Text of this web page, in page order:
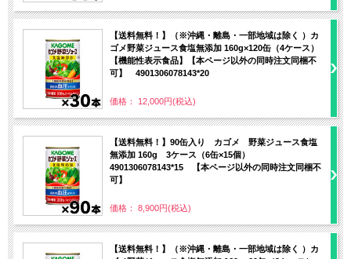
【送料無料！】（※沖縄・離島・一部地域は除く ）カ
ゴメ野菜ジュース食塩無添加 160g×120缶（4ケース）
【機能性表示食品】【本ページ以外の同時注文同梱不
可】 4901306078143*20
価格： 12,000円(税込)
【送料無料！】90缶入り カゴメ 野菜ジュース食塩
無添加 160g 3ケース（6缶×15個）
4901306078143*15 【本ページ以外の同時注文同梱不
可】
価格： 8,900円(税込)
【送料無料！】（※沖縄・離島・一部地域は除く ）カ